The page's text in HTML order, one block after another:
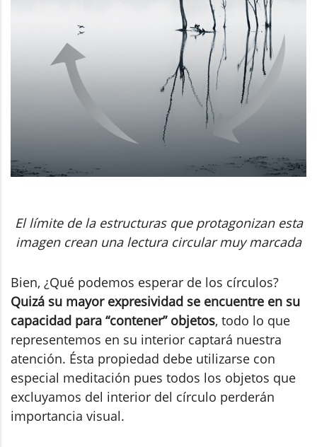
El límite de la estructuras que protagonizan esta
imagen crean una lectura circular muy marcada
Bien, ¿Qué podemos esperar de los círculos?
Quizá su mayor expresividad se encuentre en su
capacidad para “contener” objetos, todo lo que
representemos en su interior captará nuestra
atención. Ésta propiedad debe utilizarse con
especial meditación pues todos los objetos que
excluyamos del interior del círculo perderán
importancia visual.